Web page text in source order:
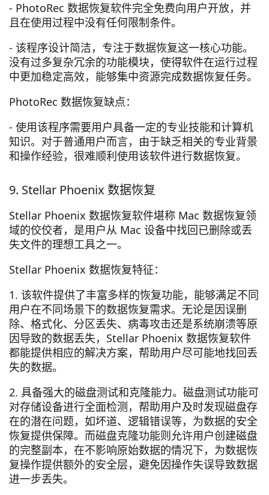
- PhotoRec 数据恢复软件完全免费向用户开放，并
且在使用过程中没有任何限制条件。
- 该程序设计简洁，专注于数据恢复这一核心功能。
没有过多复杂冗余的功能模块，使得软件在运行过程
中更加稳定高效，能够集中资源完成数据恢复任务。
PhotoRec 数据恢复缺点：
- 使用该程序需要用户具备一定的专业技能和计算机
知识。对于普通用户而言，由于缺乏相关的专业背景
和操作经验，很难顺利使用该软件进行数据恢复。
9. Stellar Phoenix 数据恢复
Stellar Phoenix 数据恢复软件堪称 Mac 数据恢复领
域的佼佼者，是用户从 Mac 设备中找回已删除或丢
失文件的理想工具之一。
Stellar Phoenix 数据恢复特征：
1. 该软件提供了丰富多样的恢复功能，能够满足不同
用户在不同场景下的数据恢复需求。无论是因误删
除、格式化、分区丢失、病毒攻击还是系统崩溃等原
因导致的数据丢失，Stellar Phoenix 数据恢复软件
都能提供相应的解决方案，帮助用户尽可能地找回丢
失的数据。
2. 具备强大的磁盘测试和克隆能力。磁盘测试功能可
对存储设备进行全面检测，帮助用户及时发现磁盘存
在的潜在问题，如坏道、逻辑错误等，为数据的安全
恢复提供保障。而磁盘克隆功能则允许用户创建磁盘
的完整副本，在不影响原始数据的情况下，为数据恢
复操作提供额外的安全层，避免因操作失误导致数据
进一步丢失。